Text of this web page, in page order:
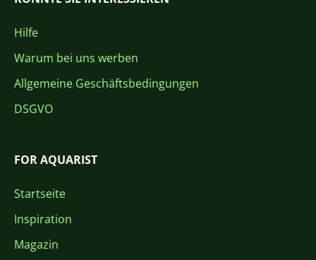
Hilfe
Warum bei uns werben
Allgemeine Geschäftsbedingungen
DSGVO
FOR AQUARIST
Startseite
Inspiration
Magazin